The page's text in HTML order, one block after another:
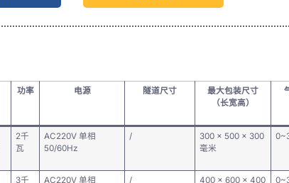
功率 电源 隧道尺寸
最大包装尺寸
（长宽高）
2千
瓦
AC220V 单相
50/60Hz
/
300 x 500 x 300
毫米
3千
AC220V 单相
/
400 x 600 x 400